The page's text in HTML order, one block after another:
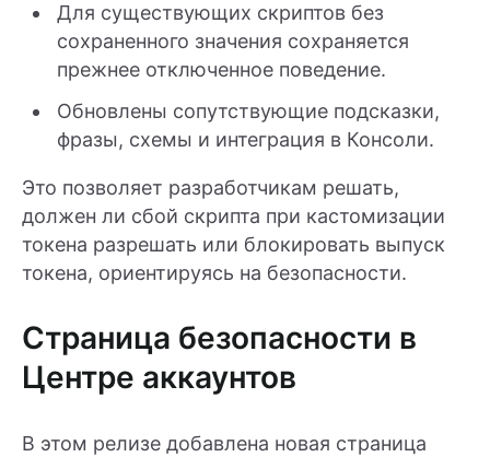
Для существующих скриптов без
сохраненного значения сохраняется
прежнее отключенное поведение.
Обновлены сопутствующие подсказки,
фразы, схемы и интеграция в Консоли.
Это позволяет разработчикам решать,
должен ли сбой скрипта при кастомизации
токена разрешать или блокировать выпуск
токена, ориентируясь на безопасности.
Страница безопасности в
Центре аккаунтов
В этом релизе добавлена новая страница